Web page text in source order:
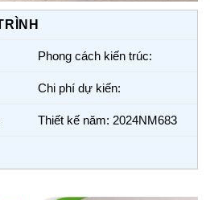
Phong cách kiến trúc:
Chi phí dự kiến:
Thiết kế năm: 2024NM683